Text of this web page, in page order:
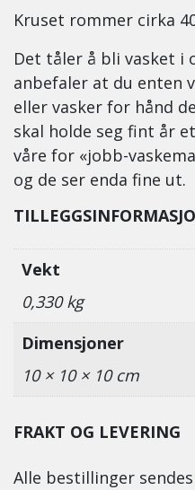
Kruset rommer cirka
Det tåler å bli vasket i
anbefaler at du enten
eller vasker for hånd
skal holde seg fint år
våre for «jobb-
og de ser enda fine ut.
Vekt
0,330 kg
Dimensjoner
10 × 10 × 10 cm
FRAKT OG LEVERING
Alle bestillinger